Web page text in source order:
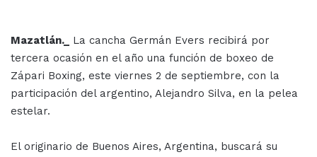
Mazatlán._
La cancha Germán Evers recibirá por
tercera ocasión en el año una función de boxeo de
Zápari Boxing, este viernes 2 de septiembre, con la
participación del argentino, Alejandro Silva, en la pelea
estelar.
El originario de Buenos Aires, Argentina, buscará su